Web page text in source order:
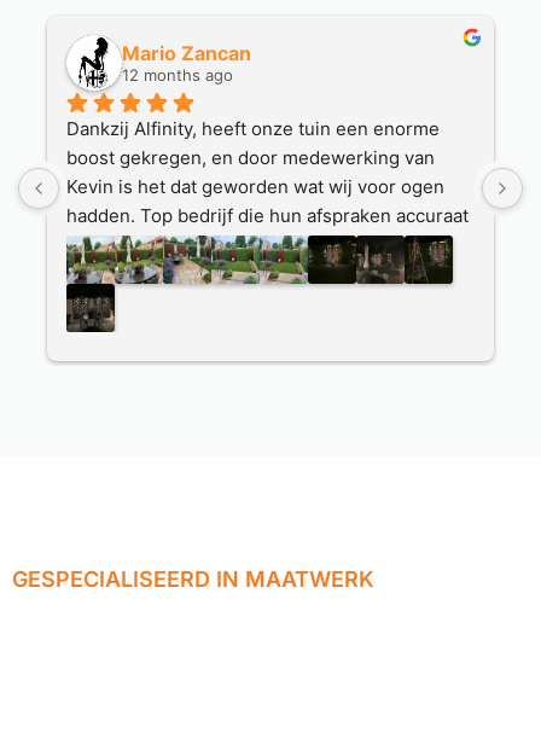
Mario Zancan
12 months ago
Dankzij Alfinity, heeft onze tuin een enorme
boost gekregen, en door medewerking van
Kevin is het dat geworden wat wij voor ogen
hadden. Top bedrijf die hun afspraken accuraat
nakomen.
Heel erg bedankt hiervoor, wij genieten er
dagelijks van.  Irene en Mario Zancan, Eijsden.
die
deze
GESPECIALISEERD IN MAATWERK